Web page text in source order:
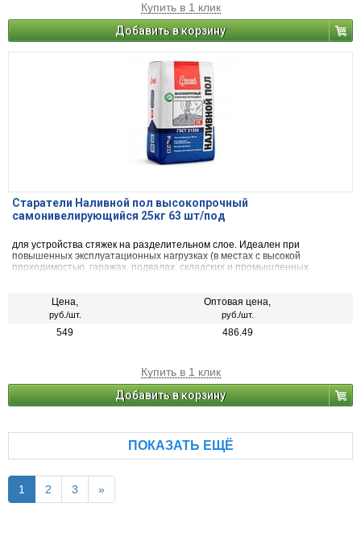
Купить в 1 клик
Добавить в корзину
Старатели Наливной пол высокопрочный
самонивелирующийся 25кг 63 шт/под
для устройства стяжек на разделительном слое. Идеален при
повышенных эксплуатационных нагрузках (в местах с высокой
проходимостью, гаражах, подвалах, складских и промышленных
Цена,
руб./шт.
Оптовая цена,
руб./шт.
549 486.49
Купить в 1 клик
Добавить в корзину
ПОКАЗАТЬ ЕЩЁ
1 2 3 »